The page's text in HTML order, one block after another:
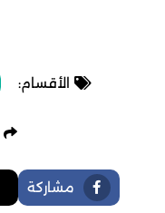
الأقسام:
مشاركة